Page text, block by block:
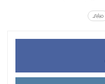
مبابي